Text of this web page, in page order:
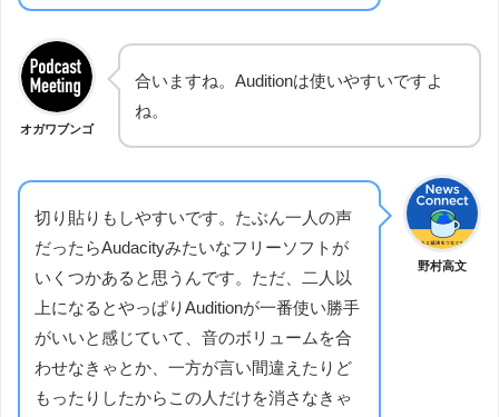
オガワブンゴ
合いますね。Auditionは使いやすいですよ
ね。
野村高文
切り貼りもしやすいです。たぶん一人の声
だったらAudacityみたいなフリーソフトが
いくつかあると思うんです。ただ、二人以
上になるとやっぱりAuditionが一番使い勝手
がいいと感じていて、音のボリュームを合
わせなきゃとか、一方が言い間違えたりど
もったりしたからこの人だけを消さなきゃ